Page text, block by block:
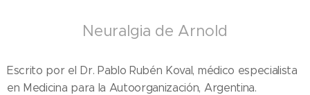
Neuralgia de Arnold
Escrito por el Dr. Pablo Rubén Koval, médico especialista
en Medicina para la Autoorganización, Argentina.